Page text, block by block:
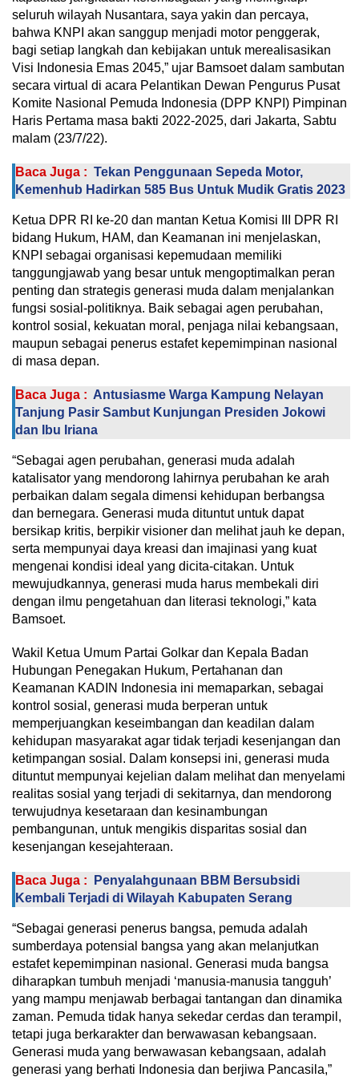
seluruh wilayah Nusantara, saya yakin dan percaya,
bahwa KNPI akan sanggup menjadi motor penggerak,
bagi setiap langkah dan kebijakan untuk merealisasikan
Visi Indonesia Emas 2045,” ujar Bamsoet dalam sambutan
secara virtual di acara Pelantikan Dewan Pengurus Pusat
Komite Nasional Pemuda Indonesia (DPP KNPI) Pimpinan
Haris Pertama masa bakti 2022-2025, dari Jakarta, Sabtu
malam (23/7/22).
Baca Juga : Tekan Penggunaan Sepeda Motor,
Kemenhub Hadirkan 585 Bus Untuk Mudik Gratis 2023
Ketua DPR RI ke-20 dan mantan Ketua Komisi III DPR RI
bidang Hukum, HAM, dan Keamanan ini menjelaskan,
KNPI sebagai organisasi kepemudaan memiliki
tanggungjawab yang besar untuk mengoptimalkan peran
penting dan strategis generasi muda dalam menjalankan
fungsi sosial-politiknya. Baik sebagai agen perubahan,
kontrol sosial, kekuatan moral, penjaga nilai kebangsaan,
maupun sebagai penerus estafet kepemimpinan nasional
di masa depan.
Baca Juga : Antusiasme Warga Kampung Nelayan
Tanjung Pasir Sambut Kunjungan Presiden Jokowi
dan Ibu Iriana
“Sebagai agen perubahan, generasi muda adalah
katalisator yang mendorong lahirnya perubahan ke arah
perbaikan dalam segala dimensi kehidupan berbangsa
dan bernegara. Generasi muda dituntut untuk dapat
bersikap kritis, berpikir visioner dan melihat jauh ke depan,
serta mempunyai daya kreasi dan imajinasi yang kuat
mengenai kondisi ideal yang dicita-citakan. Untuk
mewujudkannya, generasi muda harus membekali diri
dengan ilmu pengetahuan dan literasi teknologi,” kata
Bamsoet.
Wakil Ketua Umum Partai Golkar dan Kepala Badan
Hubungan Penegakan Hukum, Pertahanan dan
Keamanan KADIN Indonesia ini memaparkan, sebagai
kontrol sosial, generasi muda berperan untuk
memperjuangkan keseimbangan dan keadilan dalam
kehidupan masyarakat agar tidak terjadi kesenjangan dan
ketimpangan sosial. Dalam konsepsi ini, generasi muda
dituntut mempunyai kejelian dalam melihat dan menyelami
realitas sosial yang terjadi di sekitarnya, dan mendorong
terwujudnya kesetaraan dan kesinambungan
pembangunan, untuk mengikis disparitas sosial dan
kesenjangan kesejahteraan.
Baca Juga :
Penyalahgunaan BBM Bersubsidi
Kembali Terjadi di Wilayah Kabupaten Serang
“Sebagai generasi penerus bangsa, pemuda adalah
sumberdaya potensial bangsa yang akan melanjutkan
estafet kepemimpinan nasional. Generasi muda bangsa
diharapkan tumbuh menjadi ‘manusia-manusia tangguh’
yang mampu menjawab berbagai tantangan dan dinamika
zaman. Pemuda tidak hanya sekedar cerdas dan terampil,
tetapi juga berkarakter dan berwawasan kebangsaan.
Generasi muda yang berwawasan kebangsaan, adalah
generasi yang berhati Indonesia dan berjiwa Pancasila,”